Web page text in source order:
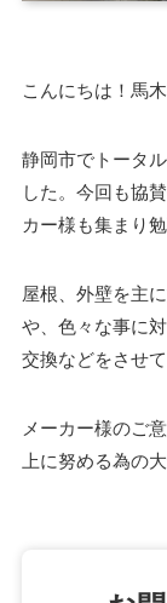
こんにちは！馬木
静岡市でトータ
した。今回も協
カー様も集まり
屋根、外壁を主
や、色々な事に
交換などをさせ
メーカー様のご
上に努める為の